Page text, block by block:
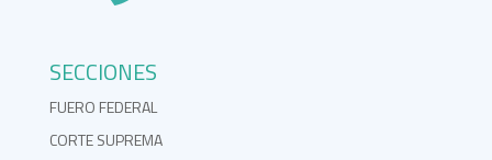
SECCIONES
FUERO FEDERAL
CORTE SUPREMA